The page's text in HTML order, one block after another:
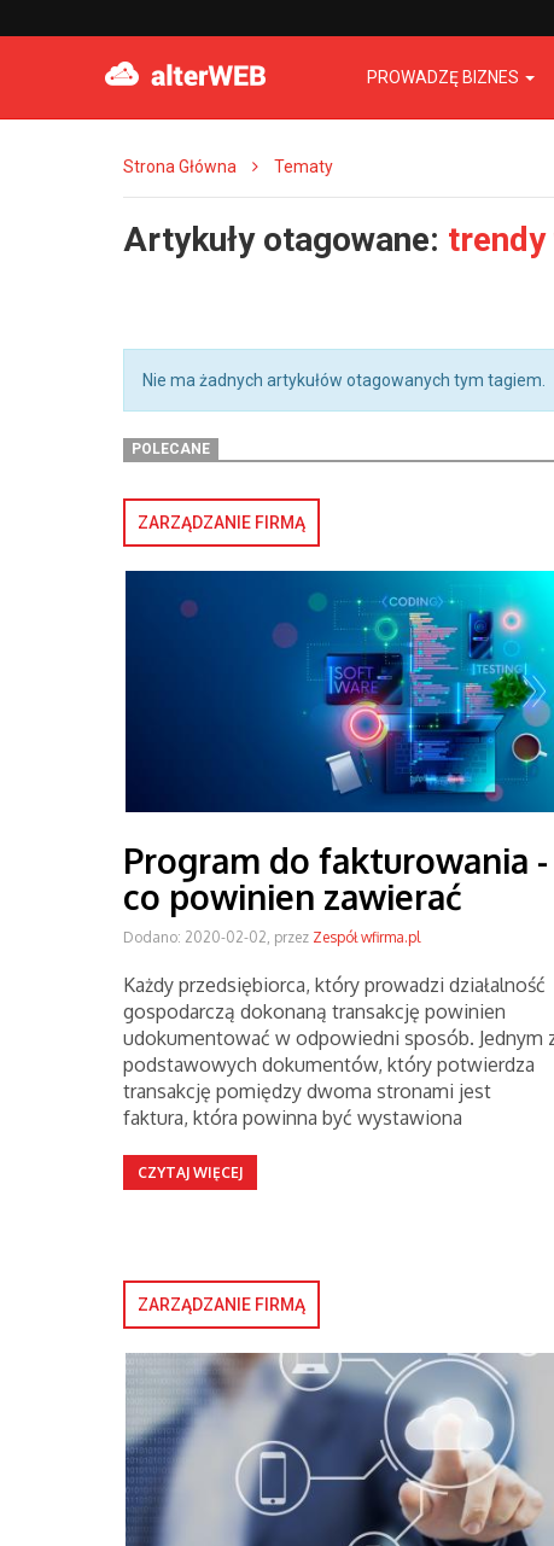
PROWADZĘ BIZNES
Strona Główna Tematy
Artykuły otagowane: trendy
Nie ma żadnych artykułów otagowanych tym tagiem.
POLECANE
ZARZĄDZANIE FIRMĄ
Program do fakturowania -
co powinien zawierać
Dodano: 2020-02-02, przez Zespół wfirma.pl
Każdy przedsiębiorca, który prowadzi działalność
gospodarczą dokonaną transakcję powinien
udokumentować w odpowiedni sposób. Jednym
podstawowych dokumentów, który potwierdza
transakcję pomiędzy dwoma stronami jest
faktura, która powinna być wystawiona
CZYTAJ WIĘCEJ
ZARZĄDZANIE FIRMĄ